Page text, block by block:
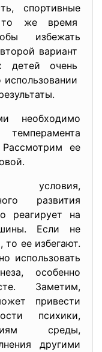
спортивные
же время
избежать
вариант
детей очень
необходимо
ее
условия,
развития
реагирует на
Если не
ее избегают.
использовать
особенно
Заметим,
привести
психики,
среды,
другими